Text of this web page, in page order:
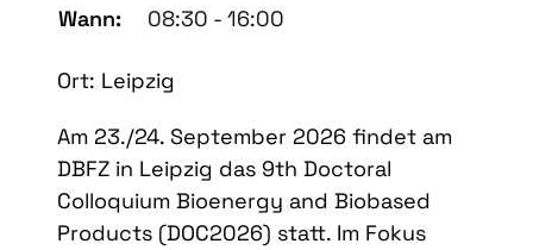
Wann:
08:30 - 16:00
Ort: Leipzig
Am 23./24. September 2026 findet am
DBFZ in Leipzig das 9th Doctoral
Colloquium Bioenergy and Biobased
Products (DOC2026) statt. Im Fokus